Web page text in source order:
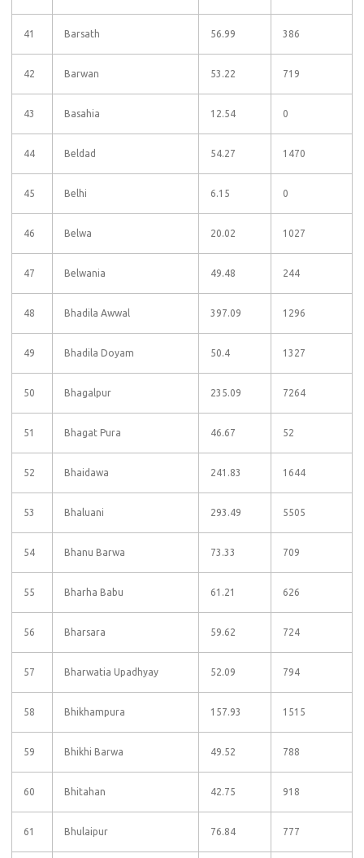
41 Barsath 56.99 386
42 Barwan 53.22 719
43 Basahia 12.54 0
44 Beldad 54.27 1470
45 Belhi 6.15 0
46 Belwa 20.02 1027
47 Belwania 49.48 244
48 Bhadila Awwal 397.09 1296
49 Bhadila Doyam 50.4 1327
50 Bhagalpur 235.09 7264
51 Bhagat Pura 46.67 52
52 Bhaidawa 241.83 1644
53 Bhaluani 293.49 5505
54 Bhanu Barwa 73.33 709
55 Bharha Babu 61.21 626
56 Bharsara 59.62 724
57 Bharwatia Upadhyay 52.09 794
58 Bhikhampura 157.93 1515
59 Bhikhi Barwa 49.52 788
60 Bhitahan 42.75 918
61 Bhulaipur 76.84 777